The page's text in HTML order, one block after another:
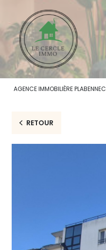
AGENCE IMMOBILIÈRE PLABENNEC
RETOUR